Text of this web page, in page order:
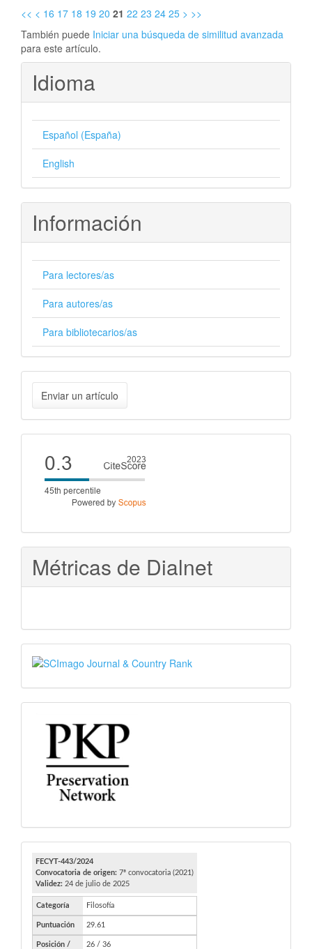
<< < 16 17 18 19 20 21 22 23 24 25 > >>
También puede Iniciar una búsqueda de similitud avanzada
para este artículo.
Idioma
Español (España)
English
Información
Para lectores/as
Para autores/as
Para bibliotecarios/as
Enviar
un
artículo
Enviar un artículo
Cite
score
Métricas de Dialnet
SJR
PKP
FECYT